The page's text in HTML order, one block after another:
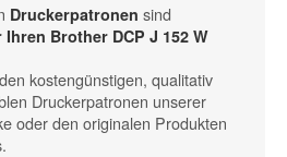
Druckerpatronen sind
Ihren Brother DCP J 152 W
kostengünstigen, qualitativ
Druckerpatronen unserer
oder den originalen Produkten